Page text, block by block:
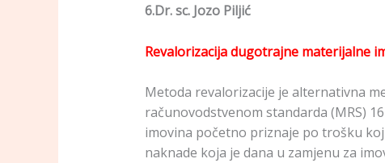
6.Dr. sc. Jozo Piljić
Revalorizacija dugotrajne materijalne
Metoda revalorizacije je alternativna
računovodstvenom standarda (MRS)
imovina početno priznaje po trošku
naknade koja je dana u zamjenu za